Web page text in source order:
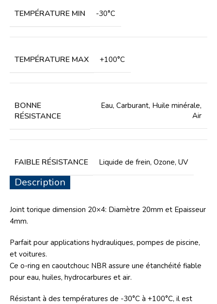
TEMPÉRATURE MIN -30°C
TEMPÉRATURE MAX +100°C
BONNE
RÉSISTANCE
Eau, Carburant, Huile minérale,
Air
FAIBLE RÉSISTANCE Liquide de frein, Ozone, UV
Description
Joint torique dimension 20×4: Diamètre 20mm et Epaisseur
4mm.
Parfait pour applications hydrauliques, pompes de piscine,
et voitures.
Ce o-ring en caoutchouc NBR assure une étanchéité fiable
pour eau, huiles, hydrocarbures et air.
Résistant à des températures de -30°C à +100°C, il est